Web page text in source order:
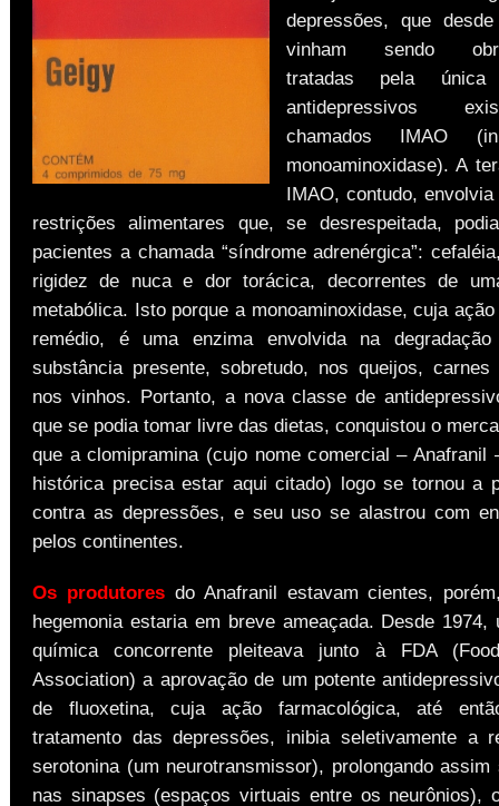
depressões, que
vinham sendo
tratadas pela
antidepressivos
chamados IMAO
monoaminoxidase). A
IMAO, contudo,
restrições alimentares que, se desrespeitada,
pacientes a chamada “síndrome adrenérgica”:
rigidez de nuca e dor torácica, decorrentes de
metabólica. Isto porque a monoaminoxidase, cuja
remédio, é uma enzima envolvida na
substância presente, sobretudo, nos queijos, carnes
nos vinhos. Portanto, a nova classe de
que se podia tomar livre das dietas, conquistou o
que a clomipramina (cujo nome comercial – Anafranil
histórica precisa estar aqui citado) logo se tornou a
contra as depressões, e seu uso se alastrou com
pelos continentes.
Os produtores do Anafranil estavam cientes,
hegemonia estaria em breve ameaçada. Desde 1974,
química concorrente pleiteava junto à FDA
Association) a aprovação de um potente
de fluoxetina, cuja ação farmacológica, até
tratamento das depressões, inibia seletivamente a
serotonina (um neurotransmissor), prolongando assim
nas sinapses (espaços virtuais entre os neurônios),